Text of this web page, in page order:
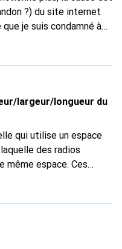
?) du site internet
je suis condamné à
encore ? Aucune info
Le site Terratec
!
largeur/longueur du
qui utilise un espace
des radios
même espace. Ces